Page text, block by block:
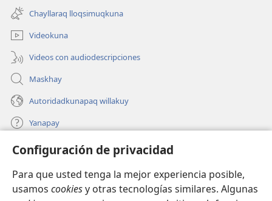
Configuración de privacidad
Para que usted tenga la mejor experiencia posible,
usamos cookiesy otras tecnologías similares. Algunas
ventana)
una
nueva
ventana)
Chayllaraq lloqsimuqkuna
Videokuna
Videos con audiodescripciones
Maskhay
Autoridadkunapaq willakuy
Yanapay
Donacionta churanapaq
una
nueva
ventana)
INTERNETPI QELQANCHISKUNA Watchtower™
(abre